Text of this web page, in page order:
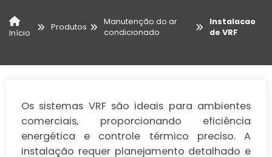
Início
Produtos
Manutenção do ar
condicionado
Instalacao
de VRF
Os sistemas VRF são ideais para ambientes
comerciais, proporcionando eficiência
energética e controle térmico preciso. A
instalação requer planejamento detalhado e